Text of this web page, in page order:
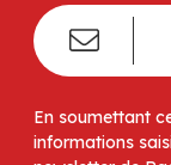
En soumettant
informations